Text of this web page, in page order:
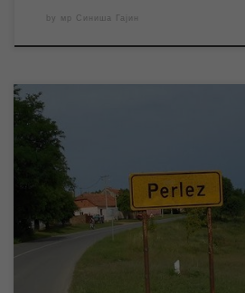
by мр Синиша Гајин
ЈКП „Водовод и канализација“
санацији квара на водоводној цеви на
због чега је ово насељено место без
завршетка радова. ЈКП „Водовод и
изводи радове на санацији квара на
изворишту у Перлезу. Према